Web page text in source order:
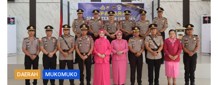
DAERAH MUKOMUKO